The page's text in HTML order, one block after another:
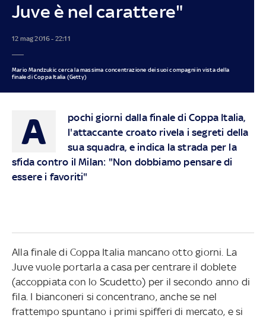
Juve è nel carattere"
12 mag 2016 - 22:11
Mario Mandzukic cerca la massima concentrazione dei suoi compagni in vista della
finale di Coppa Italia (Getty)
A
pochi giorni dalla finale di Coppa Italia,
l'attaccante croato rivela i segreti della
sua squadra, e indica la strada per la
sfida contro il Milan: "Non dobbiamo pensare di
essere i favoriti"
Alla finale di Coppa Italia mancano otto giorni. La
Juve vuole portarla a casa per centrare il doblete
(accoppiata con lo Scudetto) per il secondo anno di
fila. I bianconeri si concentrano, anche se nel
frattempo spuntano i primi spifferi di mercato, e si